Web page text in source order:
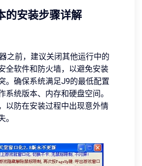
的安装步骤详解
之前，建议关闭其他运行中的
全软件和防火墙，以避免安装
。确保系统满足J9的最低配置
系统版本、内存和硬盘空间。
以防在安装过程中出现意外情
。